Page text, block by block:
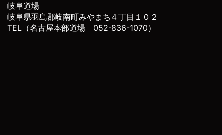
岐阜道場
岐阜県羽島郡岐南町みやまち４丁目１０２
TEL（名古屋本部道場 052-836-1070）